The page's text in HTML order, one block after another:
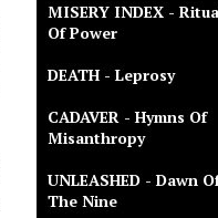
MISERY INDEX -
Of Power
DEATH - Leprosy
CADAVER - Hymns Of
Misanthropy
UNLEASHED - Dawn
The Nine